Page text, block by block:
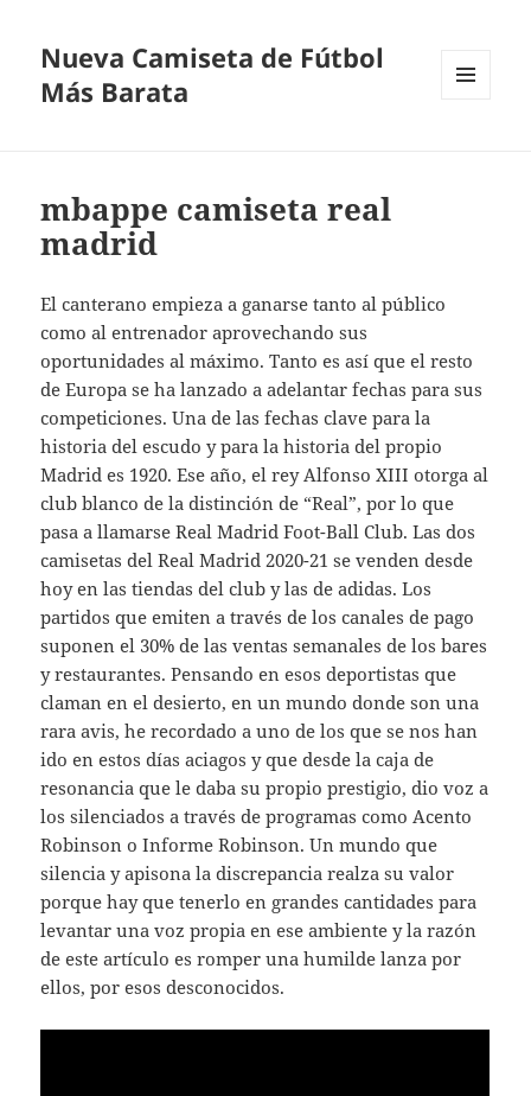
Nueva Camiseta de Fútbol
Más Barata
mbappe camiseta real
madrid
El canterano empieza a ganarse tanto al público
como al entrenador aprovechando sus
oportunidades al máximo. Tanto es así que el resto
de Europa se ha lanzado a adelantar fechas para sus
competiciones. Una de las fechas clave para la
historia del escudo y para la historia del propio
Madrid es 1920. Ese año, el rey Alfonso XIII otorga al
club blanco de la distinción de “Real”, por lo que
pasa a llamarse Real Madrid Foot-Ball Club. Las dos
camisetas del Real Madrid 2020-21 se venden desde
hoy en las tiendas del club y las de adidas. Los
partidos que emiten a través de los canales de pago
suponen el 30% de las ventas semanales de los bares
y restaurantes. Pensando en esos deportistas que
claman en el desierto, en un mundo donde son una
rara avis, he recordado a uno de los que se nos han
ido en estos días aciagos y que desde la caja de
resonancia que le daba su propio prestigio, dio voz a
los silenciados a través de programas como Acento
Robinson o Informe Robinson. Un mundo que
silencia y apisona la discrepancia realza su valor
porque hay que tenerlo en grandes cantidades para
levantar una voz propia en ese ambiente y la razón
de este artículo es romper una humilde lanza por
ellos, por esos desconocidos.